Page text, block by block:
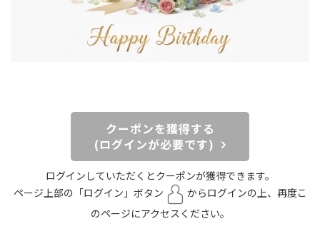
クーポンを獲得する
(ログインが必要です)
ログインしていただくとクーポンが獲得できます。
ページ上部の「ログイン」ボタン
からログインの上、再度こ
のページにアクセスください。